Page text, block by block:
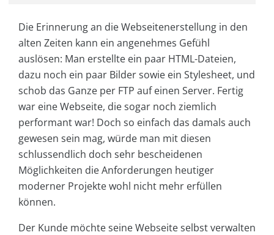
Die Erinnerung an die Webseitenerstellung in den
alten Zeiten kann ein angenehmes Gefühl
auslösen: Man erstellte ein paar HTML-Dateien,
dazu noch ein paar Bilder sowie ein Stylesheet, und
schob das Ganze per FTP auf einen Server. Fertig
war eine Webseite, die sogar noch ziemlich
performant war! Doch so einfach das damals auch
gewesen sein mag, würde man mit diesen
schlussendlich doch sehr bescheidenen
Möglichkeiten die Anforderungen heutiger
moderner Projekte wohl nicht mehr erfüllen
können.
Der Kunde möchte seine Webseite selbst verwalten